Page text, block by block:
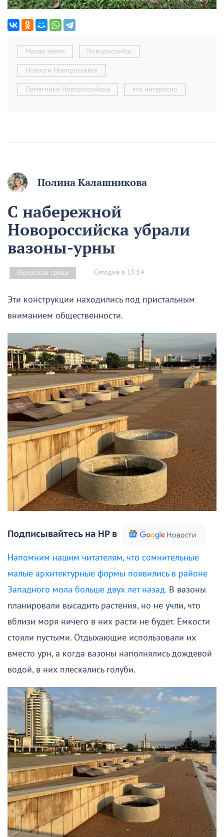
Малая земля Новороссийск
Новости Новороссийск
Памятники Новороссийска это интересно
Полина Калашникова
С набережной
Новороссийска убрали
вазоны-урны
Городская среда Сегодня в 15:14
Эти конструкции находились под пристальным
вниманием общественности.
Подписывайтесь на НР в
Напомним нашим читателям, что сомнительные
малые архитектурные формы появились в районе
Западного мола больше двух лет назад. В вазоны
планировали высадить растения, но не учли, что
вблизи моря ничего в них расти не будет. Ёмкости
стояли пустыми. Отдыхающие использовали их
вместо урн, а когда вазоны наполнялись дождевой
водой, в них плескались голуби.